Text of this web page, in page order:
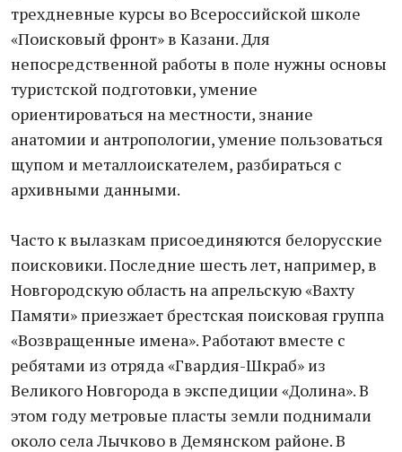
трехдневные курсы во Всероссийской школе
«Поисковый фронт» в Казани. Для
непосредственной работы в поле нужны основы
туристской подготовки, умение
ориентироваться на местности, знание
анатомии и антропологии, умение пользоваться
щупом и металлоискателем, разбираться с
архивными данными.
Часто к вылазкам присоединяются белорусские
поисковики. Последние шесть лет, например, в
Новгородскую область на апрельскую «Вахту
Памяти» приезжает брестская поисковая группа
«Возвращенные имена». Работают вместе с
ребятами из отряда «Гвардия-Шкраб» из
Великого Новгорода в экспедиции «Долина». В
этом году метровые пласты земли поднимали
около села Лычково в Демянском районе. В